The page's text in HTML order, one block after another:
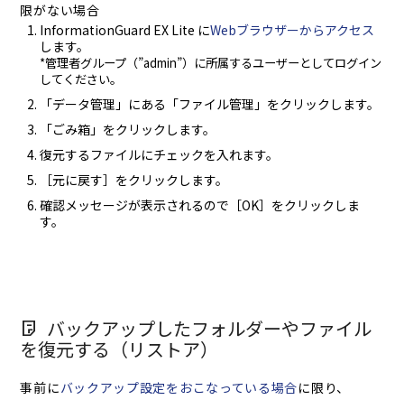
限がない場合
InformationGuard EX Lite にWebブラウザーからアクセス
します。
*管理者グループ（”admin”）に所属するユーザーとしてログイン
してください。
「データ管理」にある「ファイル管理」をクリックします。
「ごみ箱」をクリックします。
復元するファイルにチェックを入れます。
［元に戻す］をクリックします。
確認メッセージが表示されるので［OK］をクリックしま
す。
バックアップしたフォルダーやファイル
を復元する（リストア）
事前にバックアップ設定をおこなっている場合に限り、